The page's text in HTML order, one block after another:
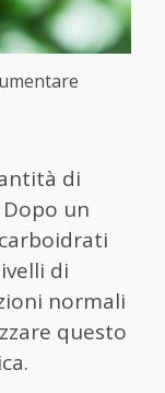
di
un
di
normali
questo